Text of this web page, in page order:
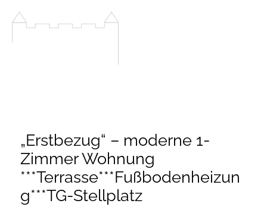
Inhalt
„Erstbezug“ – moderne 1-
Zimmer Wohnung
***Terrasse***Fußbodenheizun
g***TG-Stellplatz